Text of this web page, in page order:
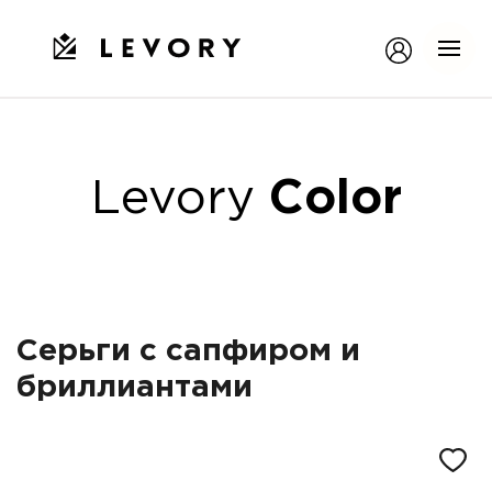
Levory Color
Серьги с сапфиром и
бриллиантами